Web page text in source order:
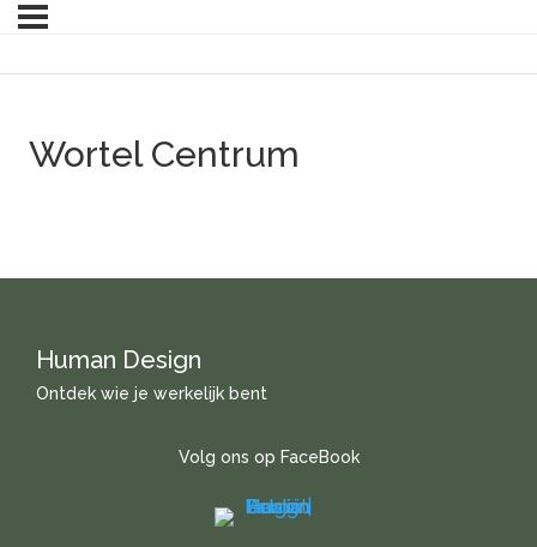
Wortel Centrum
Human Design
Ontdek wie je werkelijk bent
Volg ons op FaceBook